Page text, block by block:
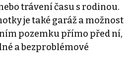
trávení času s rodinou.
je také garáž a možnost
pozemku přímo před ní,
a bezproblémové